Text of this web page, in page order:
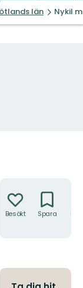
län Nykil
Besökt Spara